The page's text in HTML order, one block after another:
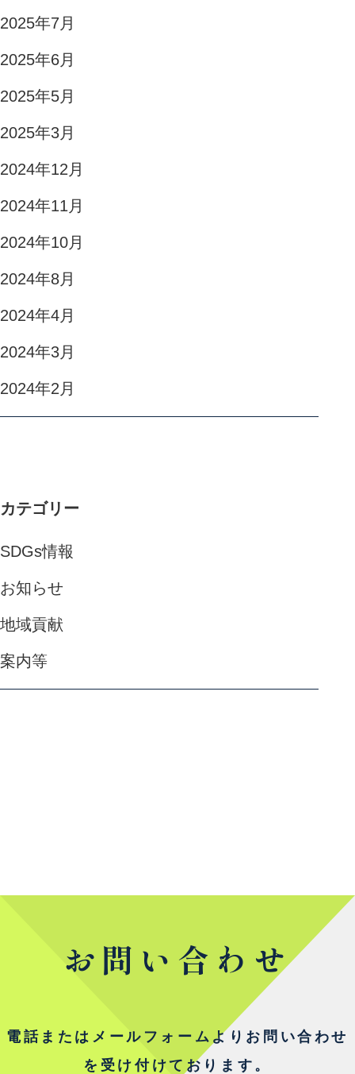
2025年7月
2025年6月
2025年5月
2025年3月
2024年12月
2024年11月
2024年10月
2024年8月
2024年4月
2024年3月
2024年2月
カテゴリー
SDGs情報
お知らせ
地域貢献
案内等
お問い合わせ
電話またはメールフォームよりお問い合わせ
を受け付けております。